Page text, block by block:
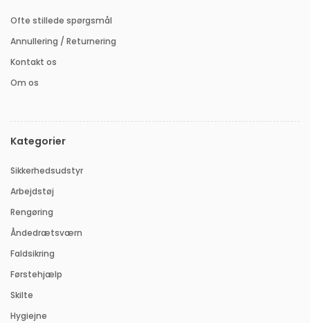
Ofte stillede spørgsmål
Annullering / Returnering
Kontakt os
Om os
Kategorier
Sikkerhedsudstyr
Arbejdstøj
Rengøring
Åndedrætsværn
Faldsikring
Førstehjælp
Skilte
Hygiejne